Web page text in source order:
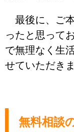
最後に、ご
ったと思って
で無理なく生
せていただきま
無料相談